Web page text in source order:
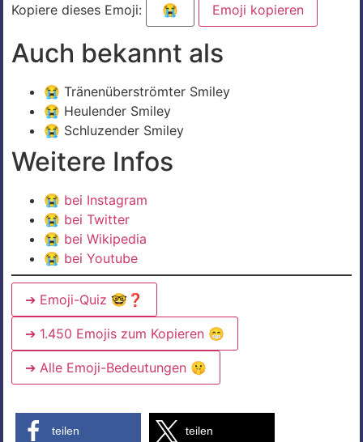
Kopiere dieses Emoji: Emoji kopieren
Auch bekannt als
😭 Tränenüberströmter Smiley
😭 Heulender Smiley
😭 Schluzender Smiley
Weitere Infos
😭 bei Instagram
😭 bei Twitter
😭 bei Wikipedia
😭 bei Youtube
➔ Emoji-Quiz 🤓❓
➔ 1.450 Emojis zum Kopieren 😁
➔ Alle Emoji-Bedeutungen 🤫
teilen teilen